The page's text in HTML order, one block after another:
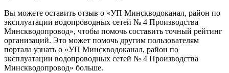
Вы можете оставить отзыв о «УП Минскводоканал, район по
эксплуатации водопроводных сетей № 4 Производства
Минскводопровод», чтобы помочь составить точный рейтинг
организаций. Это может помочь другим пользователям
портала узнать о «УП Минскводоканал, район по
эксплуатации водопроводных сетей № 4 Производства
Минскводопровод» больше.